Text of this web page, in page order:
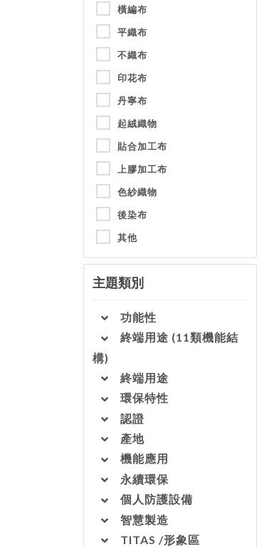
橫編布
平織布
不織布
印花布
丹寧布
起絨織物
貼合加工布
上膠加工布
色紗織物
後染布
其他
主題類別
功能性
終端用途 (11類機能結
構)
終端用途
環保特性
認證
產地
機能應用
永續環保
個人防護設備
智慧製造
TITAS /形象區